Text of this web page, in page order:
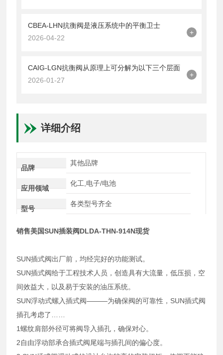
CBEA-LHN抗衡阀是液压系统中的平衡卫士
2026-04-22
+
CAIG-LGN抗衡阀从原理上可分解为以下三个层面
2026-01-27
+
详细介绍
品牌
其他品牌
应用领域
化工,电子/电池
型号
各类型号齐全
销售美国SUN插装阀DLDA-THN-914N现货
SUN插式阀出厂前，均经完好的功能测试。
SUN插式阀给于工程技术人员，创造具有大流量，低压损，空
间效益大，以及易于安装的油压系统。
SUN浮动式螺入插式阀———为确保阀的可靠性，SUN插式阀
插孔考虑了……
1螺纹肩部外径可将阀导入插孔，确保对心。
2自由浮动部承合插式阀尾端与插孔间的偏心度。